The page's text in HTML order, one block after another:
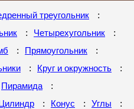
треугольник :
: Четырехугольник :
: Прямоугольник :
: Круг и окружность :
Пирамида :
Цилиндр : Конус : Углы :